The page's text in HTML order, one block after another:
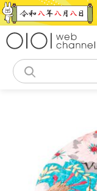
コ
ン